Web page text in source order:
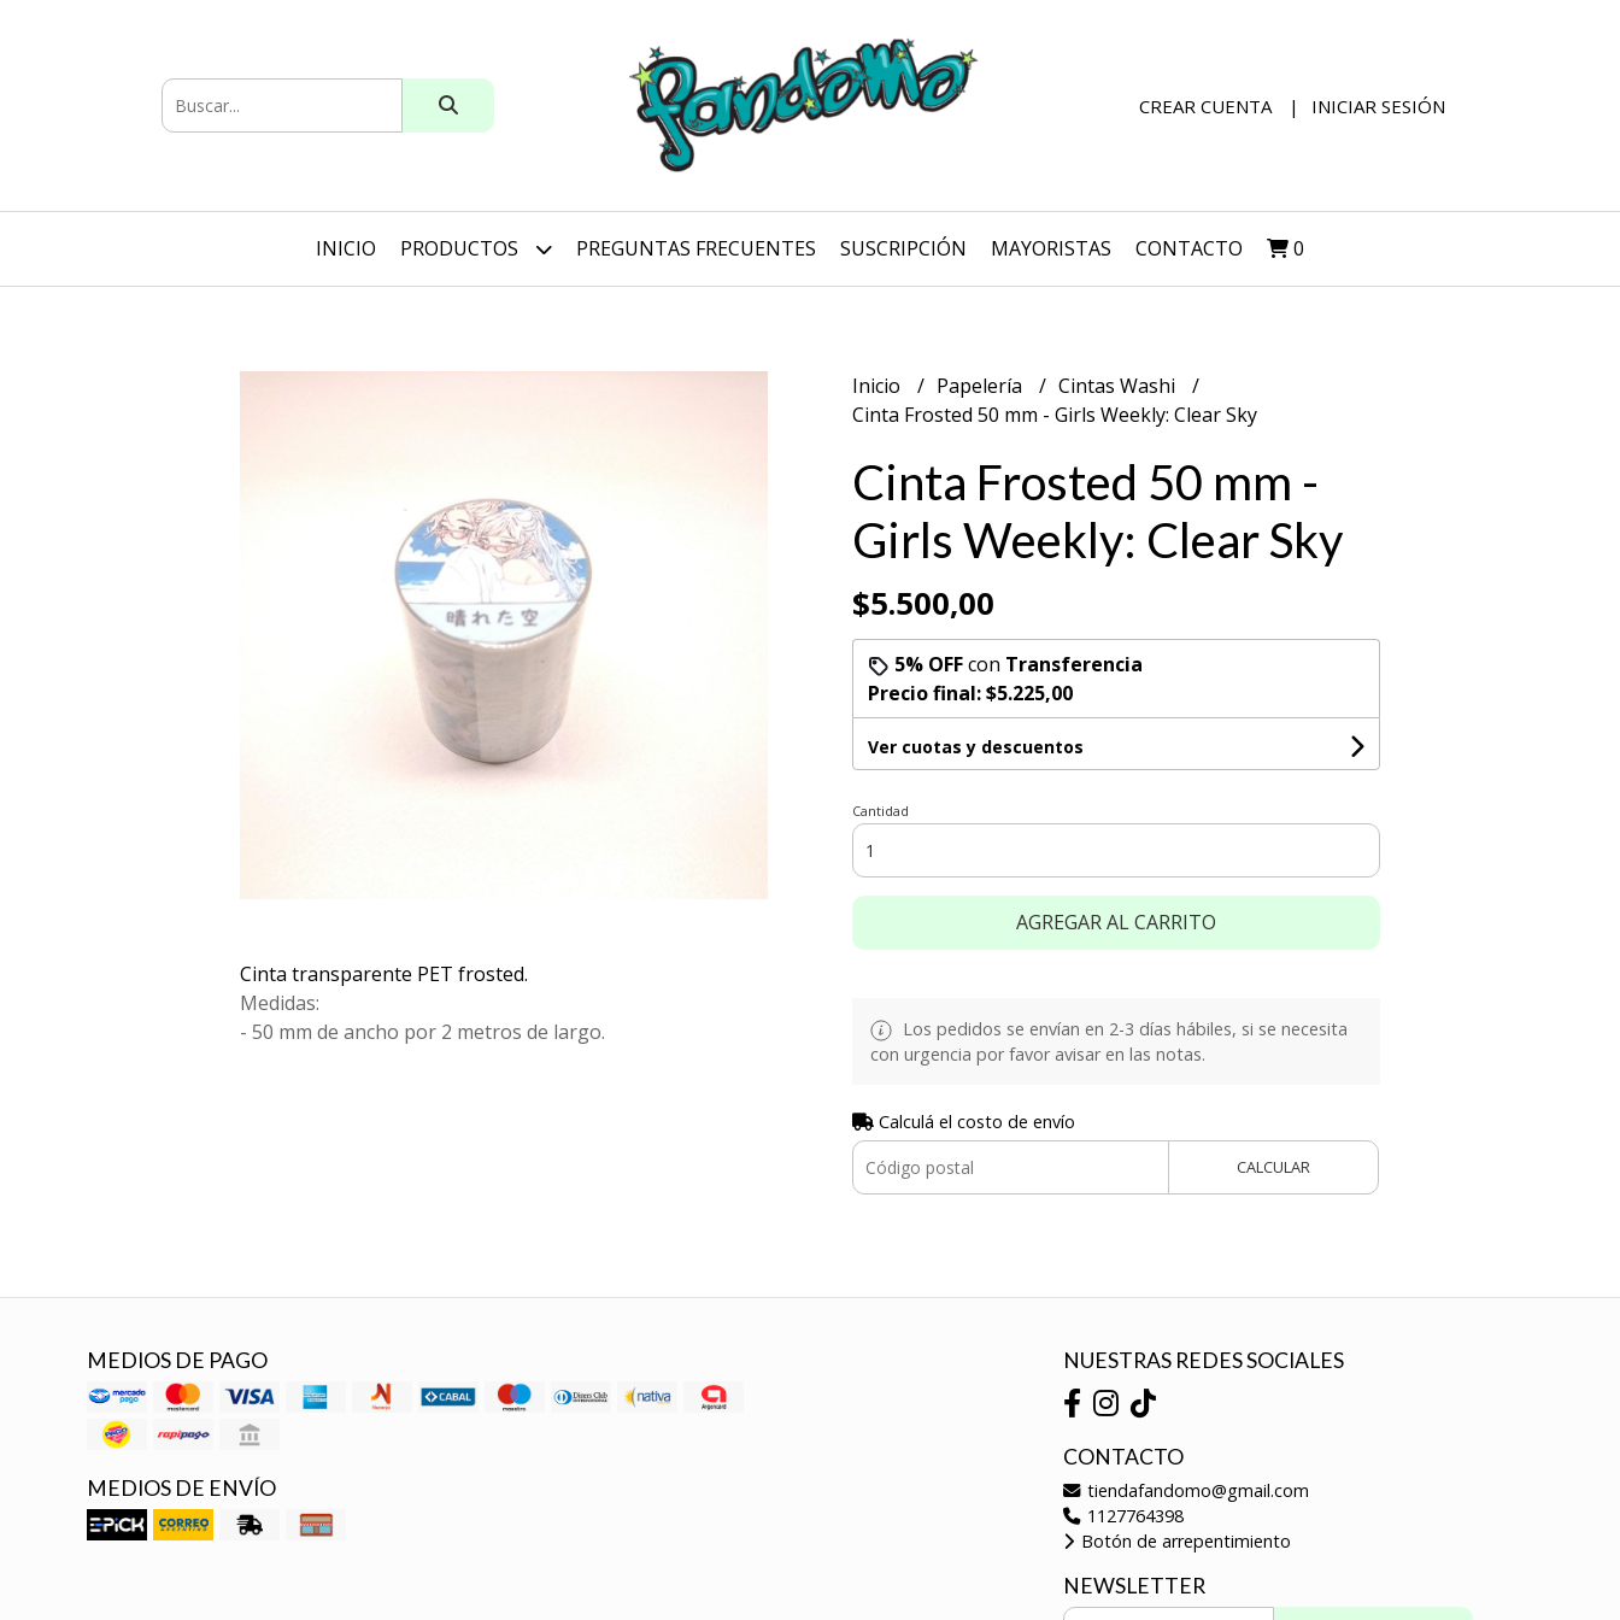
CREAR CUENTA INICIAR SESIÓN
INICIO PRODUCTOS PREGUNTAS FRECUENTES SUSCRIPCIÓN MAYORISTAS CONTACTO 0
Cinta transparente PET frosted.
Medidas:
- 50 mm de ancho por 2 metros de largo.
Inicio Papelería
Cintas Washi
Cinta Frosted 50 mm - Girls Weekly: Clear Sky
Cinta Frosted 50 mm -
Girls Weekly: Clear Sky
$5.500,00
5% OFFcon Transferencia
Precio final:$5.225,00
Ver cuotas y descuentos
Cantidad
AGREGAR AL CARRITO
Los pedidos se envían en 2-3 días hábiles, si se necesita
con urgencia por favor avisar en las notas.
Calculá el costo de envío
CALCULAR
MEDIOS DE PAGO
MEDIOS DE ENVÍO
NUESTRAS REDES SOCIALES
CONTACTO
tiendafandomo@gmail.com
1127764398
Botón de arrepentimiento
NEWSLETTER